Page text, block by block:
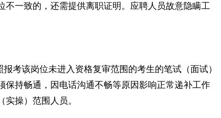
一致的，还需提供离职证明。应聘人员故意隐瞒工
考该岗位未进入资格复审范围的考生的笔试（面试）
持畅通，因电话沟通不畅等原因影响正常递补工作
操）范围人员。